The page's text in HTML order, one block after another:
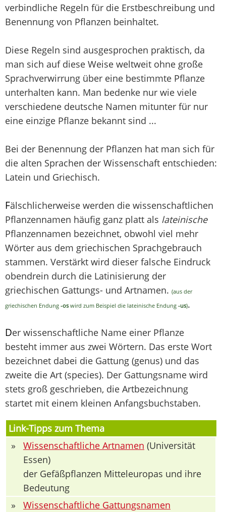
verbindliche Regeln für die Erstbeschreibung und
Benennung von Pflanzen beinhaltet.
Diese Regeln sind ausgesprochen praktisch, da
man sich auf diese Weise weltweit ohne große
Sprachverwirrung über eine bestimmte Pflanze
unterhalten kann. Man bedenke nur wie viele
verschiedene deutsche Namen mitunter für nur
eine einzige Pflanze bekannt sind ...
Bei der Benennung der Pflanzen hat man sich für
die alten Sprachen der Wissenschaft entschieden:
Latein und Griechisch.
Fälschlicherweise werden die wissenschaftlichen
Pflanzennamen häufig ganz platt als lateinische
Pflanzennamen bezeichnet, obwohl viel mehr
Wörter aus dem griechischen Sprachgebrauch
stammen. Verstärkt wird dieser falsche Eindruck
obendrein durch die Latinisierung der
griechischen Gattungs- und Artnamen. (aus der
griechischen Endung -os wird zum Beispiel die lateinische Endung -us).
Der wissenschaftliche Name einer Pflanze
besteht immer aus zwei Wörtern. Das erste Wort
bezeichnet dabei die Gattung (genus) und das
zweite die Art (species). Der Gattungsname wird
stets groß geschrieben, die Artbezeichnung
startet mit einem kleinen Anfangsbuchstaben.
Link-Tipps zum Thema
»
Wissenschaftliche Artnamen (Universität
Essen)
der Gefäßpflanzen Mitteleuropas und ihre
Bedeutung
»
Wissenschaftliche Gattungsnamen